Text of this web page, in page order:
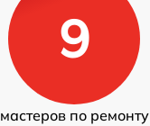
9
мастеров по ремонту